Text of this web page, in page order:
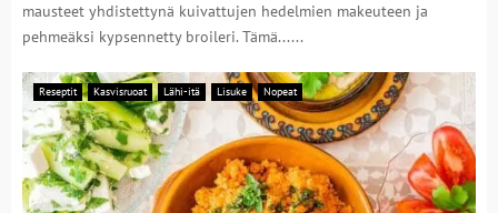
mausteet yhdistettynä kuivattujen hedelmien makeuteen ja
pehmeäksi kypsennetty broileri. Tämä......
Reseptit Kasvisruoat Lähi-itä Lisuke Nopeat